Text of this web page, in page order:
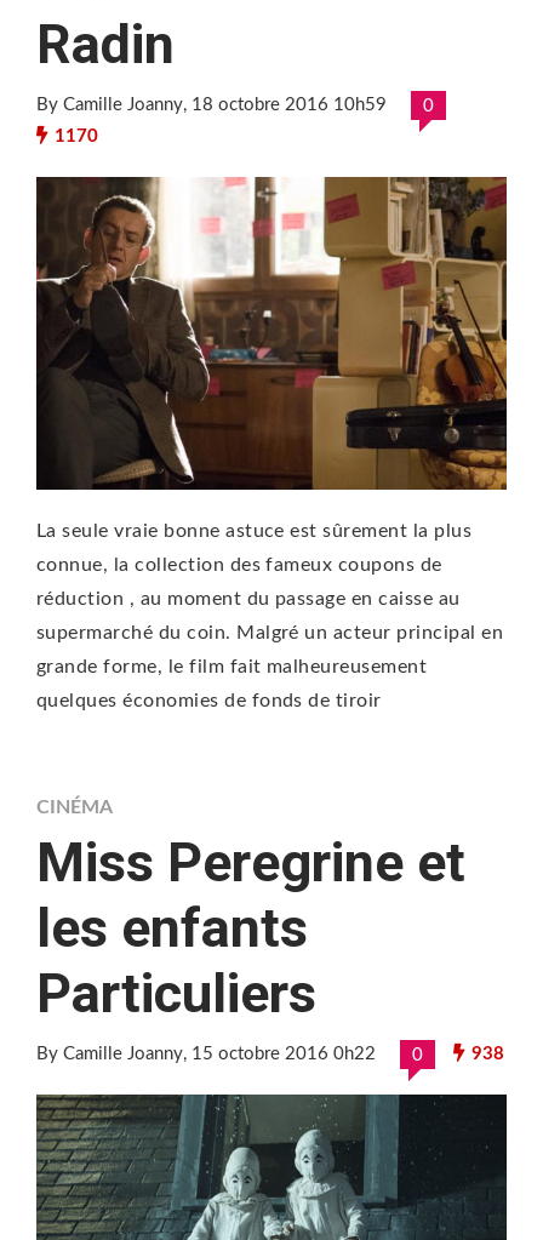
Radin
By Camille Joanny, 18 octobre 2016 10h59
0
1170
La seule vraie bonne astuce est sûrement la plus
connue, la collection des fameux coupons de
réduction , au moment du passage en caisse au
supermarché du coin. Malgré un acteur principal en
grande forme, le film fait malheureusement
quelques économies de fonds de tiroir
CINÉMA
Miss Peregrine et
les enfants
Particuliers
By Camille Joanny, 15 octobre 2016 0h22 0 938